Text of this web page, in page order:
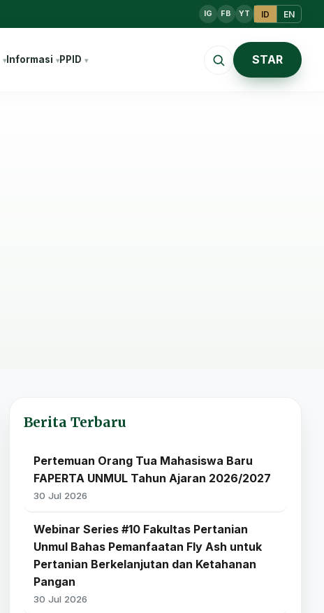
IG FB YT ID EN
Informasi PPID STAR
Berita Terbaru
Pertemuan Orang Tua Mahasiswa Baru
FAPERTA UNMUL Tahun Ajaran 2026/2027
30 Jul 2026
Webinar Series #10 Fakultas Pertanian
Unmul Bahas Pemanfaatan Fly Ash untuk
Pertanian Berkelanjutan dan Ketahanan
Pangan
30 Jul 2026